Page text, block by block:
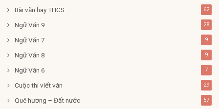
Bài văn hay THCS 62
Ngữ Văn 9 28
Ngữ Văn 7 9
Ngữ Văn 8 9
Ngữ Văn 6 7
Cuộc thi viết văn 29
Quê hương – Đất nước 57